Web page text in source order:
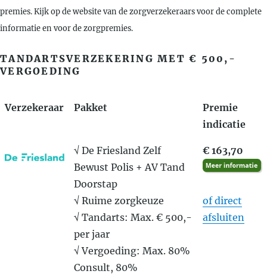
premies. Kijk op de website van de zorgverzekeraars voor de complete
informatie en voor de zorgpremies.
TANDARTSVERZEKERING MET € 500,-
VERGOEDING
Verzekeraar Pakket
Premie
indicatie
√ De Friesland Zelf
Bewust Polis + AV Tand
Doorstap
√ Ruime zorgkeuze
√ Tandarts: Max. € 500,-
per jaar
√ Vergoeding: Max. 80%
Consult, 80%
€ 163,70
of direct
afsluiten